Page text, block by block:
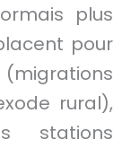
plus
pour
(migrations
rural),
stations